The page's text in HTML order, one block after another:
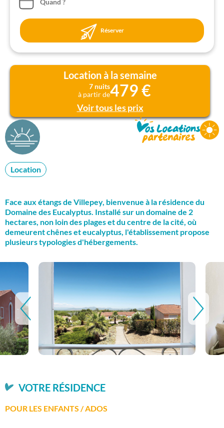
Réserver
Location à la semaine
7 nuits
à partir de479 €
Voir tous les prix
Location
Face aux étangs de Villepey, bienvenue à la résidence du
Domaine des Eucalyptus. Installé sur un domaine de 2
hectares, non loin des plages et du centre de la cité, où
demeurent chênes et eucalyptus, l'établissement propose
plusieurs typologies d'hébergements.
VOTRE RÉSIDENCE
POUR LES ENFANTS / ADOS